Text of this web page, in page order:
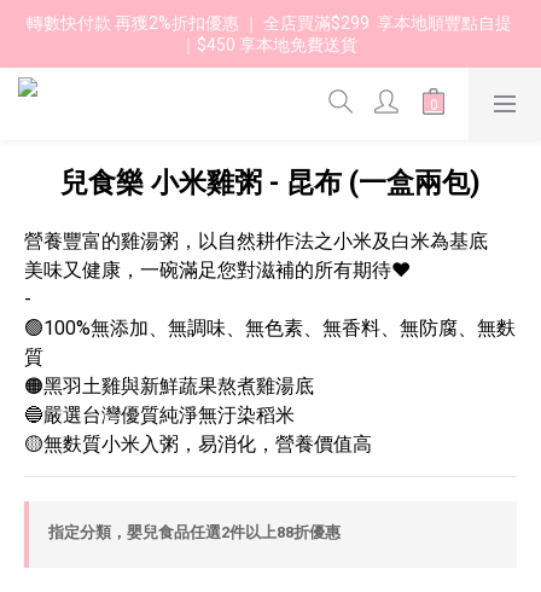
轉數快付款 再獲2%折扣優惠 ｜ 全店買滿$299  享本地順豐點自提
｜$450 享本地免費送貨
兒食樂 小米雞粥 - 昆布 (一盒兩包)
營養豐富的雞湯粥，以自然耕作法之小米及白米為基底
美味又健康，一碗滿足您對滋補的所有期待❤️
-
🟢100%無添加、無調味、無色素、無香料、無防腐、無麩
質
🟠黑羽土雞與新鮮蔬果熬煮雞湯底
🔵嚴選台灣優質純淨無汙染稻米
🟡無麩質小米入粥，易消化，營養價值高
指定分類，嬰兒食品任選2件以上88折優惠